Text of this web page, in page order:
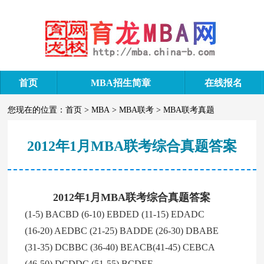
首页 MBA招生简章 在线报名
您现在的位置：首页 >MBA >MBA联考 >MBA联考真题
2012年1月MBA联考综合真题答案
2012年1月MBA联考综合真题答案
(1-5) BACBD (6-10) EBDED (11-15) EDADC
(16-20) AEDBC (21-25) BADDE (26-30) DBABE
(31-35) DCBBC (36-40) BEACB(41-45) CEBCA